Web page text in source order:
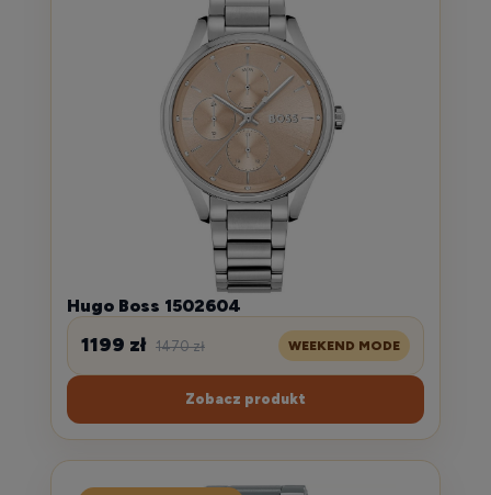
Hugo Boss 1502604
1199 zł 1470 zł WEEKEND MODE
Zobacz produkt